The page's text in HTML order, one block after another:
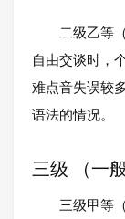
二级乙等
自由交谈时，
难点音失误较
语法的情况。
三级 （一
三级甲等